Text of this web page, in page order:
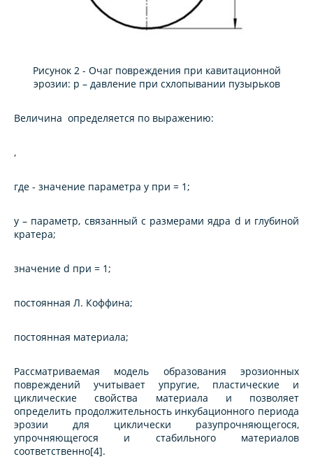
Рисунок 2 - Очаг повреждения при кавитационной
эрозии: p – давление при схлопывании пузырьков
Величина определяется по выражению:
,
где - значение параметра y при = 1;
y – параметр, связанный с размерами ядра d и глубиной
кратера;
значение d при = 1;
постоянная Л. Коффина;
постоянная материала;
Рассматриваемая модель образования эрозионных
повреждений учитывает упругие, пластические и
циклические свойства материала и позволяет
определить продолжительность инкубационного периода
эрозии для циклически разупрочняющегося,
упрочняющегося и стабильного материалов
соответственно[4].